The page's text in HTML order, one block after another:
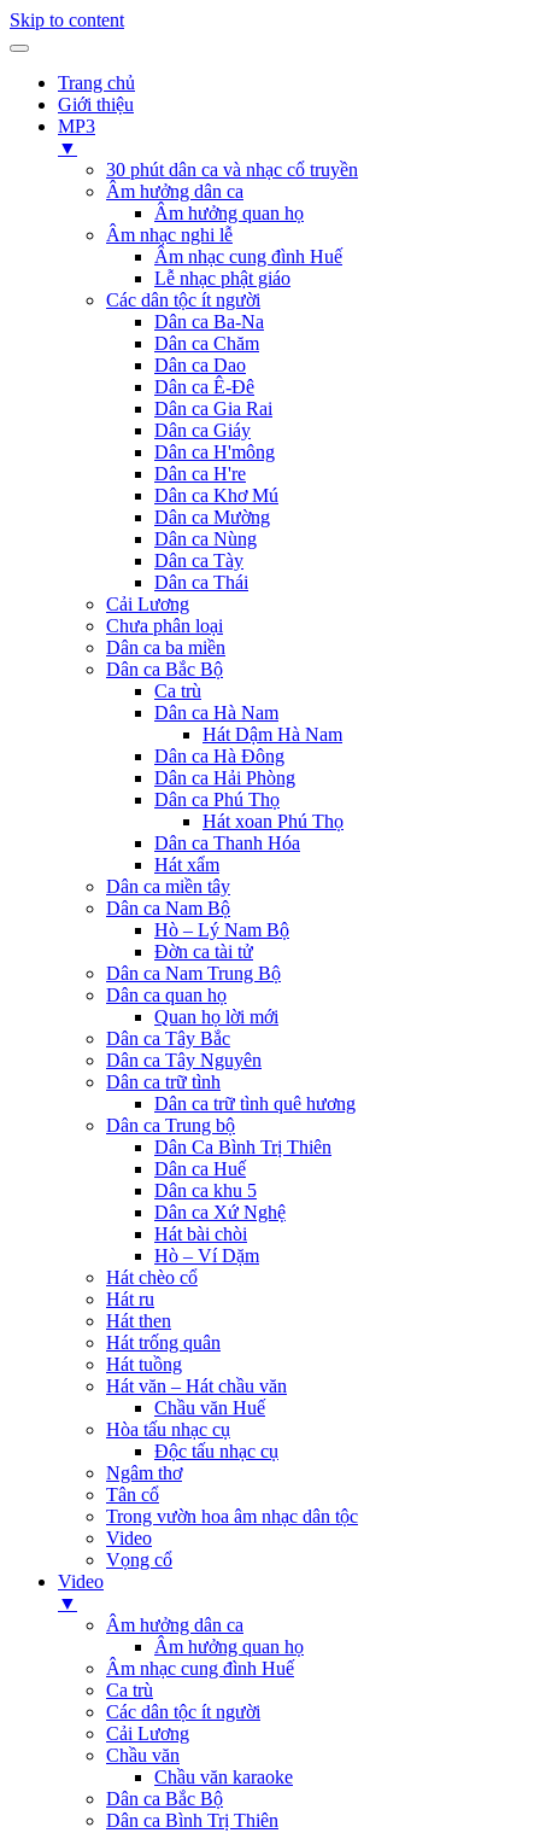
Skip to content
Trang chủ
Giới thiệu
MP3
▼
30 phút dân ca và nhạc cổ truyền
Âm hưởng dân ca
Âm hưởng quan họ
Âm nhạc nghi lễ
Âm nhạc cung đình Huế
Lễ nhạc phật giáo
Các dân tộc ít người
Dân ca Ba-Na
Dân ca Chăm
Dân ca Dao
Dân ca Ê-Đê
Dân ca Gia Rai
Dân ca Giáy
Dân ca H'mông
Dân ca H're
Dân ca Khơ Mú
Dân ca Mường
Dân ca Nùng
Dân ca Tày
Dân ca Thái
Cải Lương
Chưa phân loại
Dân ca ba miền
Dân ca Bắc Bộ
Ca trù
Dân ca Hà Nam
Hát Dậm Hà Nam
Dân ca Hà Đông
Dân ca Hải Phòng
Dân ca Phú Thọ
Hát xoan Phú Thọ
Dân ca Thanh Hóa
Hát xẩm
Dân ca miền tây
Dân ca Nam Bộ
Hò – Lý Nam Bộ
Đờn ca tài tử
Dân ca Nam Trung Bộ
Dân ca quan họ
Quan họ lời mới
Dân ca Tây Bắc
Dân ca Tây Nguyên
Dân ca trữ tình
Dân ca trữ tình quê hương
Dân ca Trung bộ
Dân Ca Bình Trị Thiên
Dân ca Huế
Dân ca khu 5
Dân ca Xứ Nghệ
Hát bài chòi
Hò – Ví Dặm
Hát chèo cổ
Hát ru
Hát then
Hát trống quân
Hát tuồng
Hát văn – Hát chầu văn
Chầu văn Huế
Hòa tấu nhạc cụ
Độc tấu nhạc cụ
Ngâm thơ
Tân cổ
Trong vườn hoa âm nhạc dân tộc
Video
Vọng cổ
Video
▼
Âm hưởng dân ca
Âm hưởng quan họ
Âm nhạc cung đình Huế
Ca trù
Các dân tộc ít người
Cải Lương
Chầu văn
Chầu văn karaoke
Dân ca Bắc Bộ
Dân ca Bình Trị Thiên